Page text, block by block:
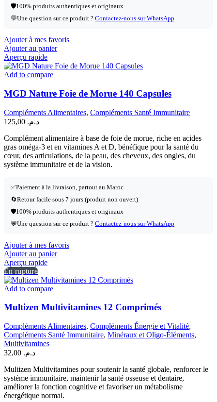
🛡️100% produits authentiques et originaux
💬Une question sur ce produit ? Contactez-nous sur WhatsApp
Ajouter à mes favoris
Ajouter au panier
Aperçu rapide
Add to compare
MGD Nature Foie de Morue 140 Capsules
Compléments Alimentaires, Compléments Santé Immunitaire
د.م.
Complément alimentaire à base de foie de morue, riche en acides
gras oméga-3 et en vitamines A et D, bénéfique pour la santé du
cœur, des articulations, de la peau, des cheveux, des ongles, du
système immunitaire et de la vision.
✅Paiement à la livraison, partout au Maroc
🔄Retour facile sous 7 jours (produit non ouvert)
🛡️100% produits authentiques et originaux
💬Une question sur ce produit ? Contactez-nous sur WhatsApp
Ajouter à mes favoris
Ajouter au panier
Aperçu rapide
En rupture
Add to compare
Multizen Multivitamines 12 Comprimés
Compléments Alimentaires, Compléments Énergie et Vitalité,
Compléments Santé Immunitaire, Minéraux et Oligo-Éléments,
Multivitamines
د.م.
Multizen Multivitamines pour soutenir la santé globale, renforcer le
système immunitaire, maintenir la santé osseuse et dentaire,
améliorer la fonction cognitive et favoriser un métabolisme
énergétique normal.